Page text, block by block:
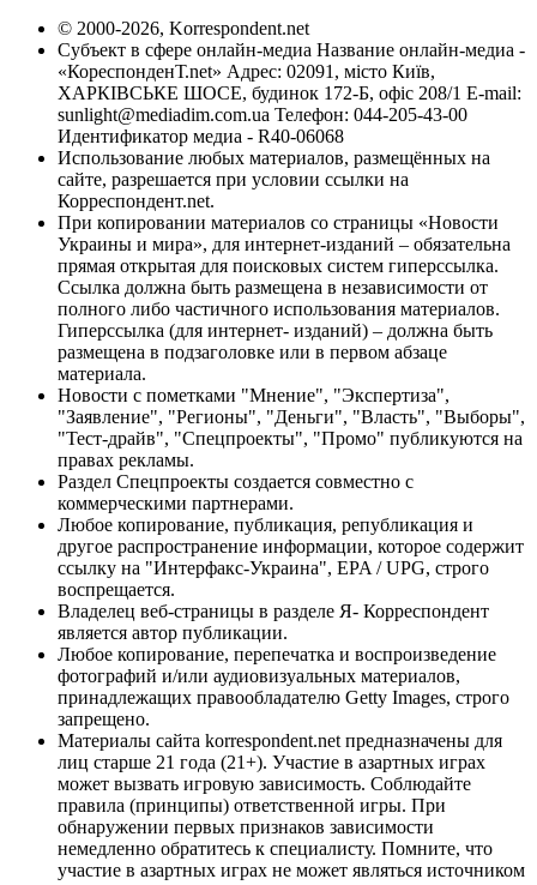
© 2000-2026, Korrespondent.net
Субъект в сфере онлайн-медиа Название онлайн-медиа -
«КореспонденТ.net» Адрес: 02091, місто Київ,
ХАРКІВСЬКЕ ШОСЕ, будинок 172-Б, офіс 208/1 E-mail:
sunlight@mediadim.com.ua Телефон: 044-205-43-00
Идентификатор медиа - R40-06068
Использование любых материалов, размещённых на
сайте, разрешается при условии ссылки на
Корреспондент.net.
При копировании материалов со страницы «Новости
Украины и мира», для интернет-изданий – обязательна
прямая открытая для поисковых систем гиперссылка.
Ссылка должна быть размещена в независимости от
полного либо частичного использования материалов.
Гиперссылка (для интернет- изданий) – должна быть
размещена в подзаголовке или в первом абзаце
материала.
Новости с пометками "Мнение", "Экспертиза",
"Заявление", "Регионы", "Деньги", "Власть", "Выборы",
"Тест-драйв", "Спецпроекты", "Промо" публикуются на
правах рекламы.
Раздел Спецпроекты создается совместно с
коммерческими партнерами.
Любое копирование, публикация, републикация и
другое распространение информации, которое содержит
ссылку на "Интерфакс-Украина", EPA / UPG, строго
воспрещается.
Владелец веб-страницы в разделе Я- Корреспондент
является автор публикации.
Любое копирование, перепечатка и воспроизведение
фотографий и/или аудиовизуальных материалов,
принадлежащих правообладателю Getty Images, строго
запрещено.
Материалы сайта korrespondent.net предназначены для
лиц старше 21 года (21+). Участие в азартных играх
может вызвать игровую зависимость. Соблюдайте
правила (принципы) ответственной игры. При
обнаружении первых признаков зависимости
немедленно обратитесь к специалисту. Помните, что
участие в азартных играх не может являться источником